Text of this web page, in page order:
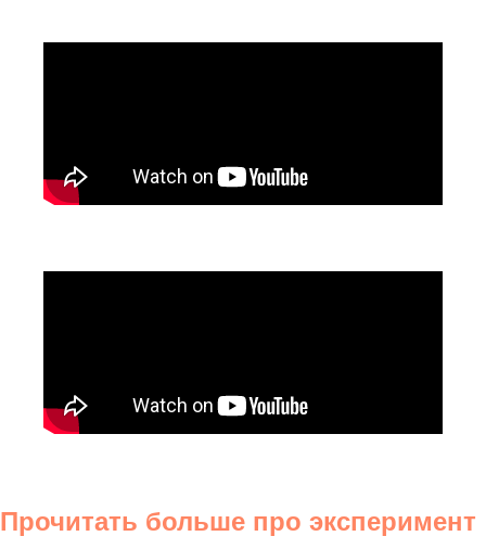
Прочитать больше про эксперимент